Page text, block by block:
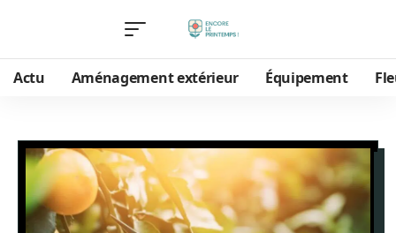
Actu Aménagement extérieur Équipement